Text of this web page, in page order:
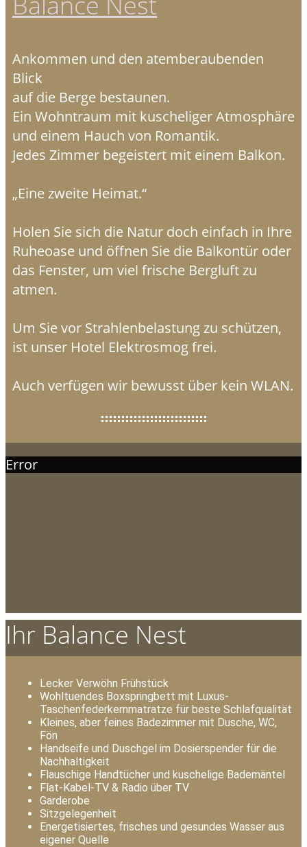
Ankommen und den atemberaubenden
Blick
auf die Berge bestaunen.
Ein Wohntraum mit kuscheliger Atmosphäre
und einem Hauch von Romantik.
Jedes Zimmer begeistert mit einem Balkon.
„Eine zweite Heimat.“
Holen Sie sich die Natur doch einfach in Ihre
Ruheoase und öffnen Sie die Balkontür oder
das Fenster, um viel frische Bergluft zu
atmen.
Um Sie vor Strahlenbelastung zu schützen,
ist unser Hotel Elektrosmog frei.
Auch verfügen wir bewusst über kein WLAN.
Error
Ihr Balance Nest
Lecker Verwöhn Frühstück
Wohltuendes Boxspringbett mit Luxus-
Taschenfederkernmatratze für beste Schlafqualität
Kleines, aber feines Badezimmer mit Dusche, WC,
Fön
Handseife und Duschgel im Dosierspender für die
Nachhaltigkeit
Flauschige Handtücher und kuschelige Bademäntel
Flat-Kabel-TV & Radio über TV
Garderobe
Sitzgelegenheit
Energetisiertes, frisches und gesundes Wasser aus
eigener Quelle